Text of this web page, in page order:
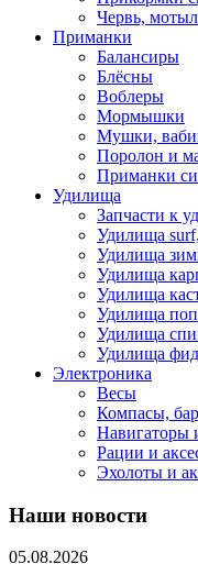
Червь,
Приманки
Балансиры
Блёсны
Воблеры
Мормышки
Мушки,
Поролон и
Приманки
Удилища
Запчасти к
Удилища
Удилища
Удилища
Удилища
Удилища
Удилища
Удилища
Электроника
Весы
Компасы,
Навигаторы
Рации и
Эхолоты и
Наши новости
05.08.2026